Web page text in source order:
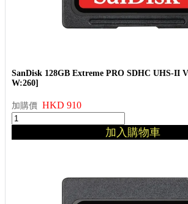
SanDisk 128GB Extreme PRO SDHC UHS-II
W:260]
加購價 HKD 910
加入購物車